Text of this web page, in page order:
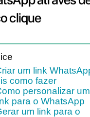
para fazer
a tua
clique